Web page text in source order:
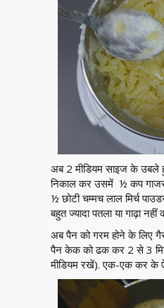
अब 2 मीडियम साइज के उबले
निकाल कर उसमें ½ कप
½ छोटी चम्मच लाल मिर्च
बहुत ज्यादा पतला या गाढ़ा नहीं
अब पैन को गरम होने के लिए
पैन केक को ढक कर 2 से 3
मीडियम रखें). एक-एक कर के